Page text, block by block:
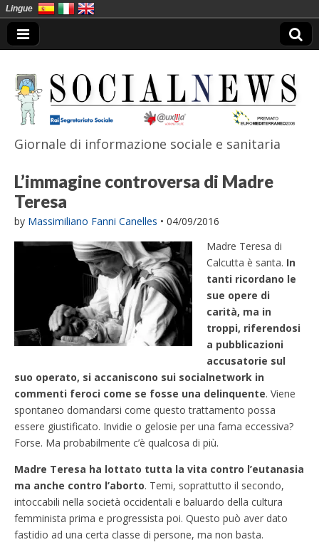
SocialNews
Giornale di informazione sociale e sanitaria
L’immagine controversa di Madre
Teresa
by Massimiliano Fanni Canelles • 04/09/2016
Madre Teresa di
Calcutta è santa. In
tanti ricordano le
sue opere di
carità, ma in
troppi, riferendosi
a pubblicazioni
accusatorie sul
suo operato, si accaniscono sui socialnetwork in
commenti feroci come se fosse una delinquente. Viene
spontaneo domandarsi come questo trattamento possa
essere giustificato. Invidie o gelosie per una fama eccessiva?
Forse. Ma probabilmente c’è qualcosa di più.
Madre Teresa ha lottato tutta la vita contro l’eutanasia
ma anche contro l’aborto. Temi, soprattutto il secondo,
intoccabili nella società occidentali e baluardo della cultura
femminista prima e progressista poi. Questo può aver dato
fastidio ad una certa classe di persone, ma non basta.
Lingue